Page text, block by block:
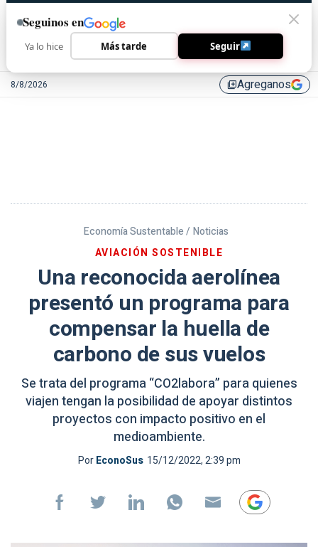
8/8/2026 library_addAgreganos
Economía Sustentable / Noticias
AVIACIÓN SOSTENIBLE
Una reconocida aerolínea
presentó un programa para
compensar la huella de
carbono de sus vuelos
Se trata del programa “CO2labora” para quienes
viajen tengan la posibilidad de apoyar distintos
proyectos con impacto positivo en el
medioambiente.
PorEconoSus 15/12/2022, 2:39 pm
Seguinos en
Ya lo hice Más tarde Seguir